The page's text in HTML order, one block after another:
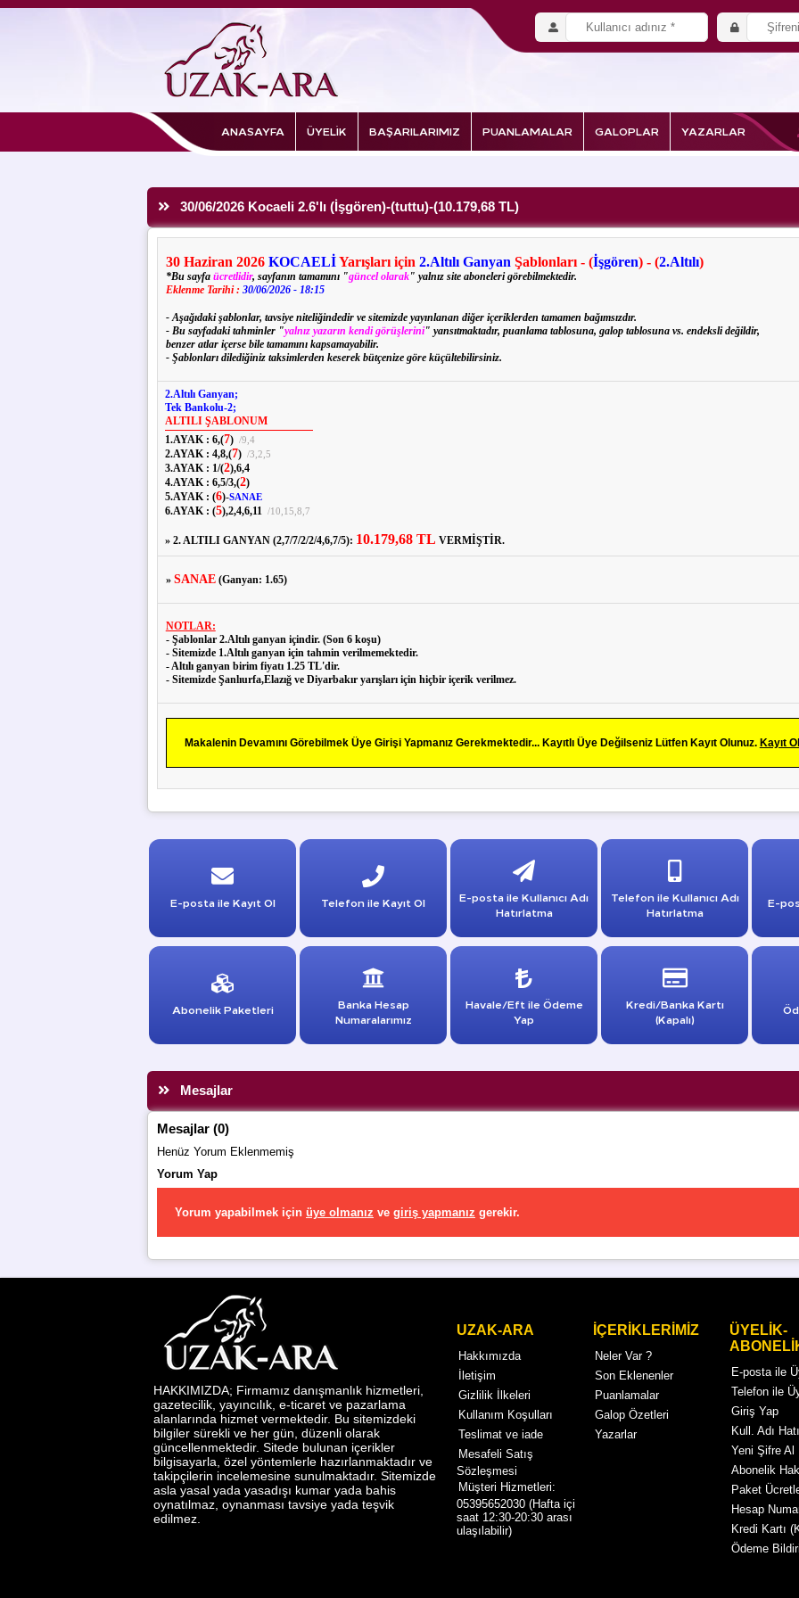
ANASAYFA ÜYELİK BAŞARILARIMIZ PUANLAMALAR GALOPLAR YAZARLAR
30/06/2026 Kocaeli 2.6'lı (İşgören)-(tuttu)-(10.179,68 TL)
30 Haziran 2026 KOCAELİYarışları için 2.Altılı Ganyan Şablonları - (İşgören) - (2.Altılı)
*Bu sayfa ücretlidir, sayfanın tamamını "güncel olarak" yalnız site aboneleri görebilmektedir.
Eklenme Tarihi : 30/06/2026 - 18:15
- Aşağıdaki şablonlar, tavsiye niteliğindedir ve sitemizde yayınlanan diğer içeriklerden tamamen bağımsızdır.
- Bu sayfadaki tahminler "yalnız yazarın kendi görüşlerini" yansıtmaktadır, puanlama tablosuna, galop tablosuna vs. endeksli değildir,
benzer atlar içerse bile tamamını kapsamayabilir.
- Şablonları dilediğiniz taksimlerden keserek bütçenize göre küçültebilirsiniz.
2.Altılı Ganyan;
Tek Bankolu-2;
ALTILI ŞABLONUM
1.AYAK : 6,(7)/9, 4
2.AYAK : 4,8,(7)/3, 2, 5
3.AYAK : 1/(2),6,4
4.AYAK : 6,5/3,(2)
5.AYAK : (6)-SANAE
6.AYAK : (5),2,4,6,11 /10, 15, 8, 7
» 2. ALTILI GANYAN (2,7/7/2/2/4,6,7/5): 10.179,68 TL VERMİŞTİR.
» SANAE(Ganyan: 1.65)
NOTLAR:
- Şablonlar 2.Altılı ganyan içindir. (Son 6 koşu)
- Sitemizde 1.Altılı ganyan için tahmin verilmemektedir.
- Altılı ganyan birim fiyatı 1.25 TL'dir.
- Sitemizde Şanlıurfa,Elazığ ve Diyarbakır yarışları için hiçbir içerik verilmez.
Makalenin Devamını Görebilmek Üye Girişi Yapmanız Gerekmektedir... Kayıtlı Üye Değilseniz Lütfen Kayıt Olunuz. Kayıt Ol
E-posta ile Kayıt Ol Telefon ile Kayıt Ol
E-posta ile Kullanıcı Adı
Hatırlatma
Telefon ile Kullanıcı Adı
Hatırlatma
E-
Abonelik Paketleri
Banka Hesap
Numaralarımız
Havale/Eft ile Ödeme
Yap
Kredi/Banka Kartı
(Kapalı)
Mesajlar
Mesajlar (0)
Henüz Yorum Eklenmemiş
Yorum Yap
Yorum yapabilmek için üye olmanız ve giriş yapmanız gerekir.
HAKKIMIZDA; Firmamız danışmanlık hizmetleri,
gazetecilik, yayıncılık, e-ticaret ve pazarlama
alanlarında hizmet vermektedir. Bu sitemizdeki
bilgiler sürekli ve her gün, düzenli olarak
güncellenmektedir. Sitede bulunan içerikler
bilgisayarla, özel yöntemlerle hazırlanmaktadır ve
takipçilerin incelemesine sunulmaktadır. Sitemizde
asla yasal yada yasadışı kumar yada bahis
oynatılmaz, oynanması tavsiye yada teşvik
edilmez.
UZAK-ARA
Hakkımızda
İletişim
Gizlilik İlkeleri
Kullanım Koşulları
Teslimat ve iade
Mesafeli Satış
Sözleşmesi
Müşteri Hizmetleri:
05395652030 (Hafta içi
saat 12:30-20:30 arası
ulaşılabilir)
İÇERİKLERİMİZ
Neler Var ?
Son Eklenenler
Puanlamalar
Galop Özetleri
Yazarlar
ÜYELİK-
E-posta ile
Telefon ile
Giriş Yap
Kull. Adı
Yeni Şifre Al
Abonelik
Paket
Hesap
Kredi Kartı
Ödeme